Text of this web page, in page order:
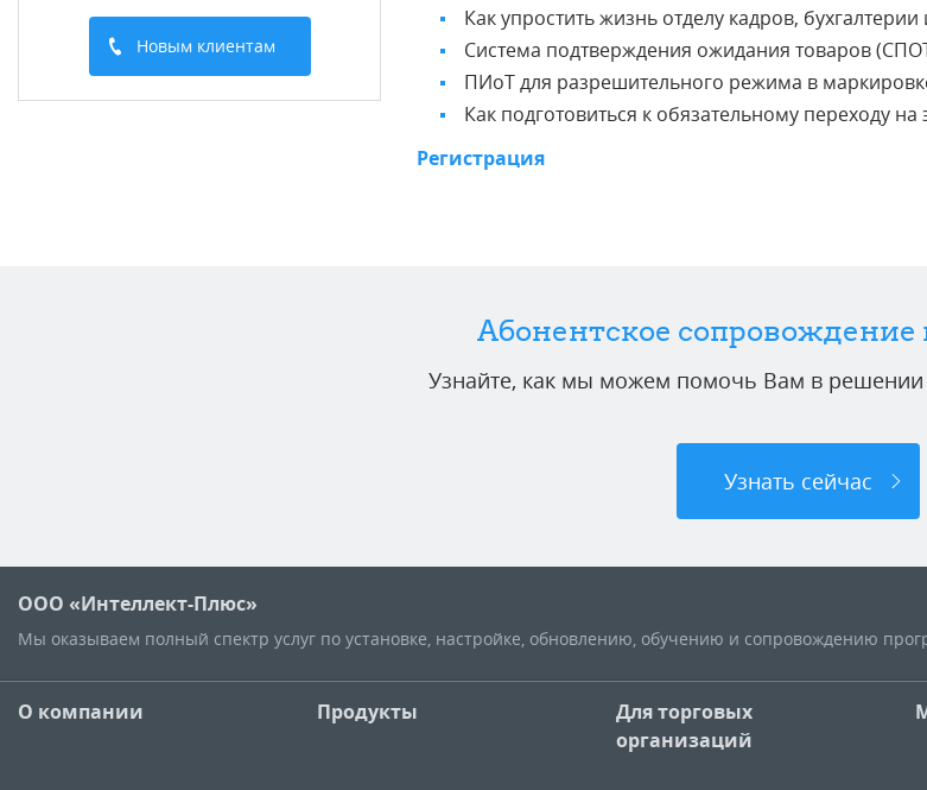
Новым клиентам
Как упростить жизнь отделу кадров,
Система подтверждения ожидания товаров
ПИоТ для разрешительного режима в
Как подготовиться к обязательному переходу
Регистрация
Абонентское сопровождение
Узнайте, как мы можем помочь Вам в решении
Узнать сейчас
ООО «Интеллект-Плюс»
Мы оказываем полный спектр услуг по установке, настройке, обновлению, обучению и сопровождению
О компании Продукты
Для торговых
организаций